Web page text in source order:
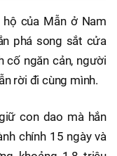
của Mẫn ở Nam
phá song sắt cửa
cố ngăn cản, người
rời đi cùng mình.
con dao mà hắn
chính 15 ngày và